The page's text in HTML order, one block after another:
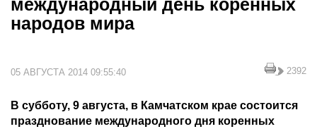
народов мира
05 АВГУСТА 2014 09:55:40 2392
В субботу, 9 августа, в Камчатском крае состоится
празднование международного дня коренных